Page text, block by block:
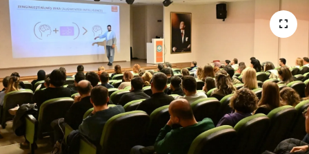
İletişim
Künye
Tüm Manşetler
Son Dakika Haberleri
Haber Arşivi